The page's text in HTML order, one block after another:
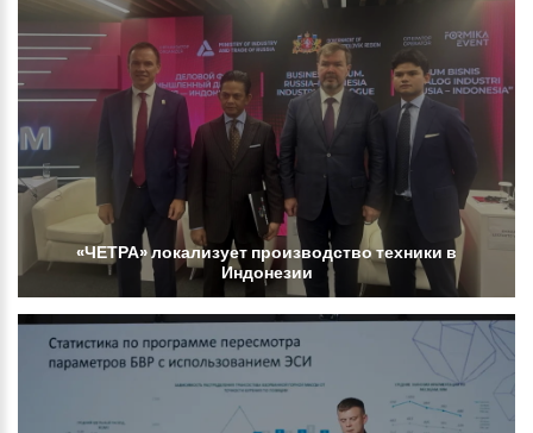
«ЧЕТРА»локализует производствотехники в
Индонезии